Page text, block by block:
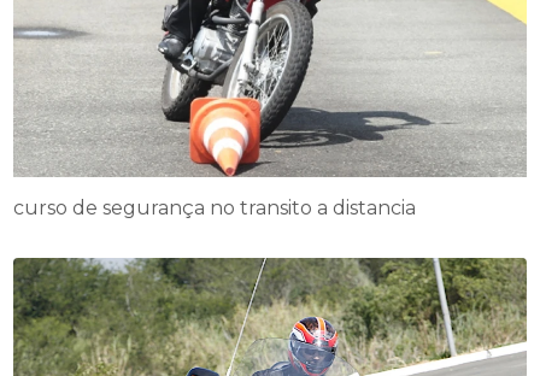
curso de segurança no transito a distancia